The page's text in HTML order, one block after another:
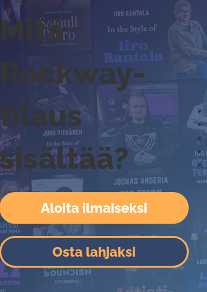
Mitä
Rockway-
tilaus
sisältää?
Aloita ilmaiseksi
Osta lahjaksi